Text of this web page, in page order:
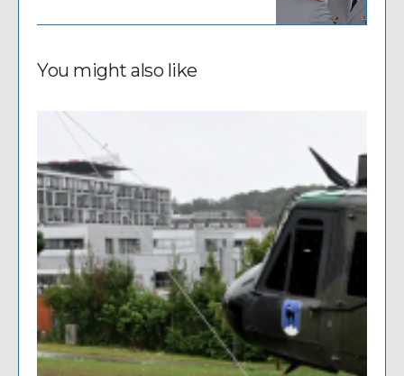
You might also like